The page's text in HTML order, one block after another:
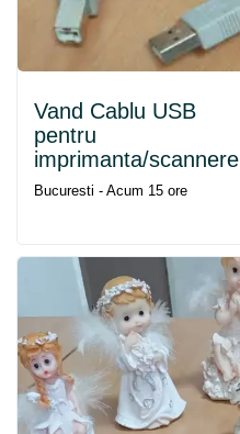
Vand Cablu USB
pentru
imprimanta/scannere
Bucuresti - Acum 15 ore